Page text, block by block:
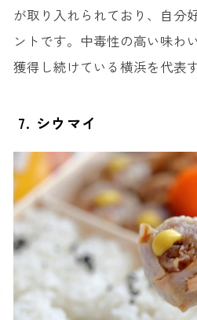
が取り入れられており、自分
ントです。中毒性の高い味わ
獲得し続けている横浜を代表
7. シウマイ